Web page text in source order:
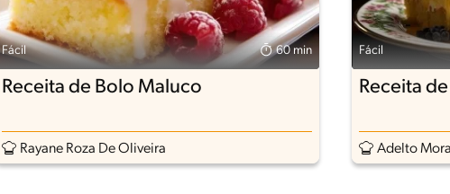
Fácil 60 min
Receita de Bolo Maluco
Rayane Roza De Oliveira
Fácil
Receita
Adelto